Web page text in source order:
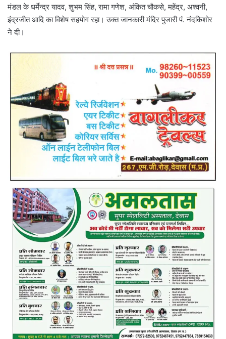
मंडल के धर्मेन्द्र यादव, शुभम सिंह, रामा गणेश, अंकित चौकसे, महेंद्र, अश्वनी,
इंद्रजीत आदि का विशेष सहयोग रहा। उक्त जानकारी मंदिर पुजारी पं. नंदकिशोर
ने दी।